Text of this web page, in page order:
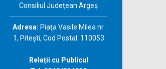
Consiliul Județean Argeș
Adresa: Piaţa Vasile Milea nr.
1, Piteşti, Cod Postal: 110053
Relații cu Publicul